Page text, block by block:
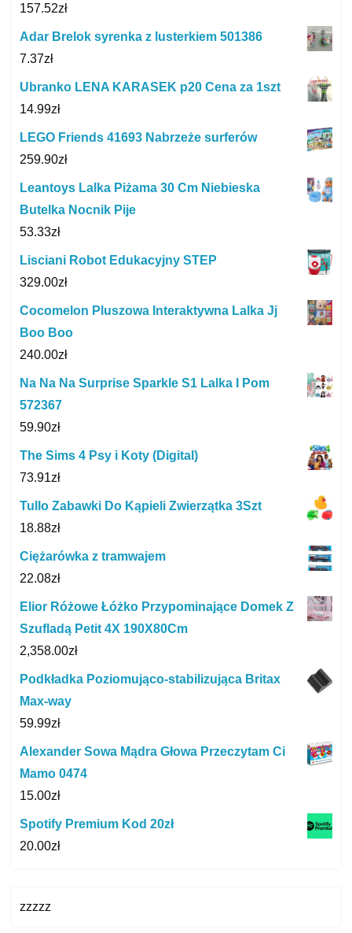
157.52zł
Adar Brelok syrenka z lusterkiem 501386
7.37zł
Ubranko LENA KARASEK p20 Cena za 1szt
14.99zł
LEGO Friends 41693 Nabrzeże surferów
259.90zł
Leantoys Lalka Piżama 30 Cm Niebieska
Butelka Nocnik Pije
53.33zł
Lisciani Robot Edukacyjny STEP
329.00zł
Cocomelon Pluszowa Interaktywna Lalka Jj
Boo Boo
240.00zł
Na Na Na Surprise Sparkle S1 Lalka I Pom
572367
59.90zł
The Sims 4 Psy i Koty (Digital)
73.91zł
Tullo Zabawki Do Kąpieli Zwierzątka 3Szt
18.88zł
Ciężarówka z tramwajem
22.08zł
Elior Różowe Łóżko Przypominające Domek Z
Szufladą Petit 4X 190X80Cm
2,358.00zł
Podkładka Poziomująco-stabilizująca Britax
Max-way
59.99zł
Alexander Sowa Mądra Głowa Przeczytam Ci
Mamo 0474
15.00zł
Spotify Premium Kod 20zł
20.00zł
zzzzz